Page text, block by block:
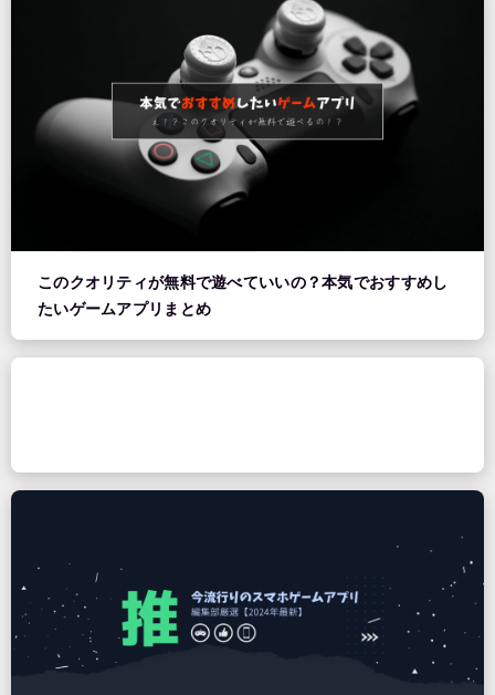
このクオリティが無料で遊べていいの？本気でおすすめし
たいゲームアプリまとめ